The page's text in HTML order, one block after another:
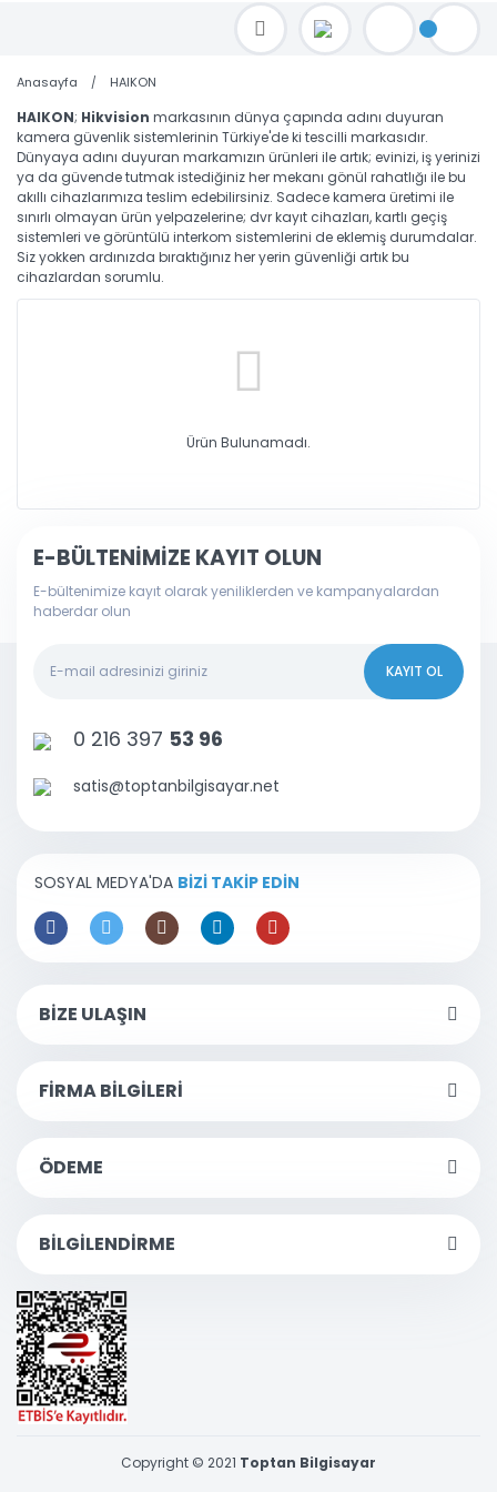
TOPTAN FİYAT ALMAK İÇİN satis@toptanbilgisayar.net MAİL ATINIZ.
SİPARİŞLERİNİZİ AYNI GÜN KARGO İLE GÖNDERİYORUZ!
Anasayfa HAIKON
HAIKON; Hikvision markasının dünya çapında adını duyuran
kamera güvenlik sistemlerinin Türkiye'de ki tescilli markasıdır.
Dünyaya adını duyuran markamızın ürünleri ile artık; evinizi, iş yerinizi
ya da güvende tutmak istediğiniz her mekanı gönül rahatlığı ile bu
akıllı cihazlarımıza teslim edebilirsiniz. Sadece kamera üretimi ile
sınırlı olmayan ürün yelpazelerine; dvr kayıt cihazları, kartlı geçiş
sistemleri ve görüntülü interkom sistemlerini de eklemiş durumdalar.
Siz yokken ardınızda bıraktığınız her yerin güvenliği artık bu
cihazlardan sorumlu.
Ürün Bulunamadı.
E-BÜLTENİMİZE KAYIT OLUN
E-bültenimize kayıt olarak yeniliklerden ve kampanyalardan
haberdar olun
KAYIT OL
0 216 397 53 96
satis@toptanbilgisayar.net
SOSYAL MEDYA'DA BİZİ TAKİP EDİN
BİZE ULAŞIN
FİRMA BİLGİLERİ
ÖDEME
BİLGİLENDİRME
Copyright © 2021 Toptan Bilgisayar